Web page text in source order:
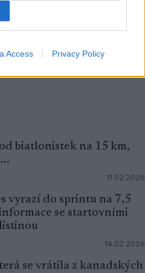
Access Privacy Policy
biatlonistek na 15 km,
11.02.2026
vyrazí do sprintu na 7,5
se startovními
14.02.2026
se vrátila z kanadských